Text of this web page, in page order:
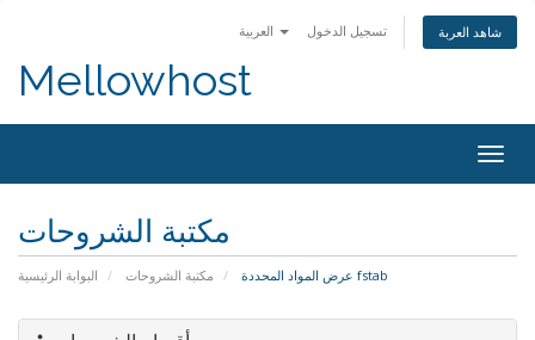
تسجيل الدخول شاهد العربة
Mellowhost
مكتبة الشروحات
البوابة الرئيسية مكتبة الشروحات عرض المواد المحددة fstab